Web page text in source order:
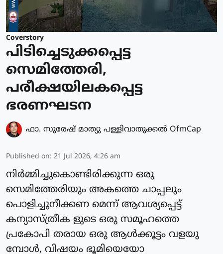
Coverstory
പിടിച്ചെടുക്കപ്പെട്ട
സെമിത്തേരി,
പരീക്ഷയിലകപ്പെട്ട
ഭരണഘടന
ഫാ. സുരേഷ് മാത്യു പള്ളിവാതുക്കല്‍ OfmCap
Published on: 21 Jul 2026, 4:26 am
നിർമ്മിച്ചുകൊണ്ടിരിക്കുന്ന ഒരു
സെമിത്തേരിയും അകത്തെ ചാപ്പലും
പൊളിച്ചുനീക്കണ മെന്ന് ആവശ്യപ്പെട്ട്
കന്യാസ്ത്രീക ളുടെ ഒരു സമൂഹത്തെ
പ്രകോപി തരായ ഒരു ആൾക്കൂട്ടം വളയു
മ്പോൾ, വിഷയം ഭൂമിയെയോ